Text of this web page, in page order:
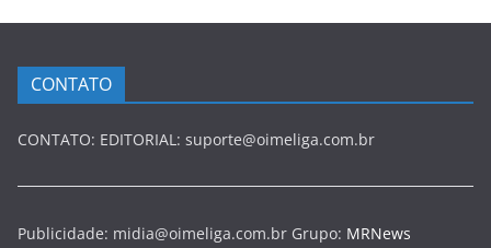
CONTATO
CONTATO: EDITORIAL: suporte@oimeliga.com.br
Publicidade: midia@oimeliga.com.br Grupo: MRNews